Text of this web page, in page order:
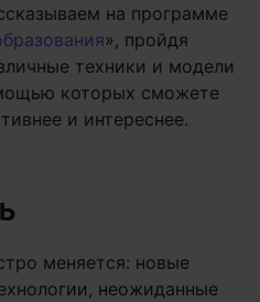
на программе
», пройдя
техники и модели
которых сможете
и интереснее.
меняется: новые
неожиданные